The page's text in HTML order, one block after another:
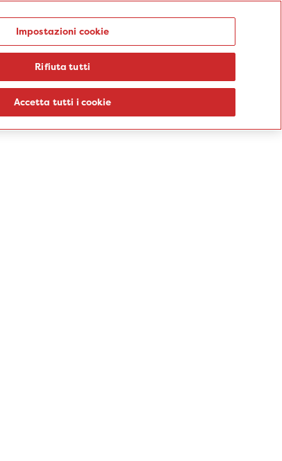
Punti prelievo
Sedi Percorsi Aziende Informazioni
Impostazioni cookie
Rifiuta tutti
Accetta tutti i cookie